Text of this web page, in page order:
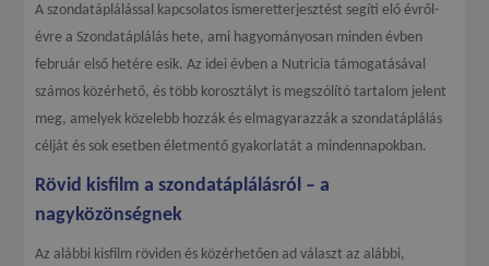
A szondatáplálással kapcsolatos ismeretterjesztést segíti elő évről-
évre a Szondatáplálás hete, ami hagyományosan minden évben
február első hetére esik. Az idei évben a Nutricia támogatásával
számos közérhető, és több korosztályt is megszólító tartalom jelent
meg, amelyek közelebb hozzák és elmagyarazzák a szondatáplálás
célját és sok esetben életmentő gyakorlatát a mindennapokban.
Rövid kisfilm a szondatáplálásról – a
nagyközönségnek
Az alábbi kisfilm röviden és közérhetően ad választ az alábbi,